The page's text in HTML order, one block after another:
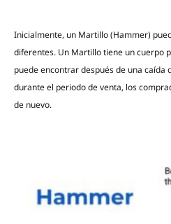
Inicialmente, un Martillo (Hammer)
diferentes. Un Martillo tiene un cuerpo
puede encontrar después de una caída
durante el periodo de venta, los
de nuevo.